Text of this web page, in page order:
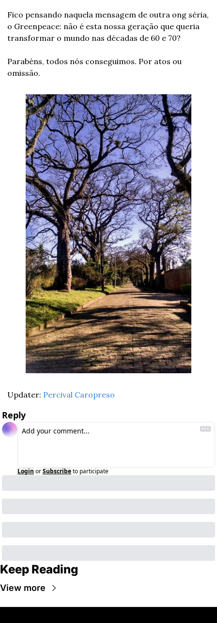
Fico pensando naquela mensagem de outra ong séria,
o Greenpeace: não é esta nossa geração que queria
transformar o mundo nas décadas de 60 e 70?
Parabéns, todos nós conseguimos. Por atos ou
omissão.
Updater: Percival Caropreso
Reply
Login orSubscribeto participate
Keep Reading
View more